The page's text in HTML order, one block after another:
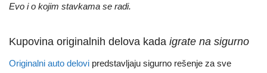
Evo i o kojim stavkama se radi.
Kupovina originalnih delova kada igrate na sigurno
Originalni auto delovi predstavljaju sigurno rešenje za sve